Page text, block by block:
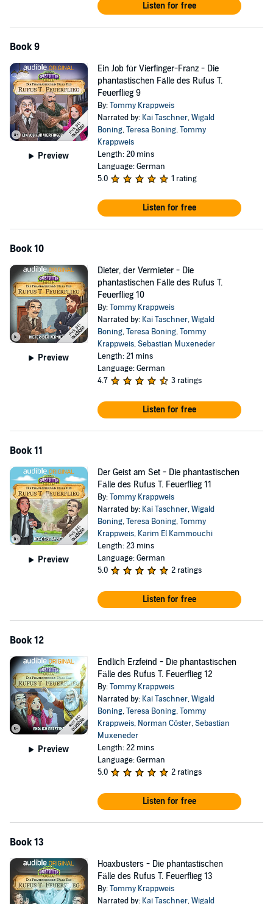
Listen for free
Book 9
Preview
Ein Job für Vierfinger-Franz - Die
phantastischen Fälle des Rufus T.
Feuerflieg 9
By:Tommy Krappweis
Narrated by: Kai Taschner,Wigald
Boning,Teresa Boning,Tommy
Krappweis
Length: 20 mins
Language: German
5.0
1 rating
Listen for free
Book 10
Preview
Dieter, der Vermieter - Die
phantastischen Fälle des Rufus T.
Feuerflieg 10
By:Tommy Krappweis
Narrated by: Kai Taschner,Wigald
Boning,Teresa Boning,Tommy
Krappweis,Sebastian Muxeneder
Length: 21 mins
Language: German
4.7
3 ratings
Listen for free
Book 11
Preview
Der Geist am Set - Die phantastischen
Fälle des Rufus T. Feuerflieg 11
By:Tommy Krappweis
Narrated by: Kai Taschner,Wigald
Boning,Teresa Boning,Tommy
Krappweis, Karim El Kammouchi
Length: 23 mins
Language: German
5.0
2 ratings
Listen for free
Book 12
Preview
Endlich Erzfeind - Die phantastischen
Fälle des Rufus T. Feuerflieg 12
By:Tommy Krappweis
Narrated by: Kai Taschner,Wigald
Boning,Teresa Boning,Tommy
Krappweis, Norman Cöster,Sebastian
Muxeneder
Length: 22 mins
Language: German
5.0
2 ratings
Listen for free
Book 13
Hoaxbusters - Die phantastischen
Fälle des Rufus T. Feuerflieg 13
By:Tommy Krappweis
Narrated by: Kai Taschner,Wigald